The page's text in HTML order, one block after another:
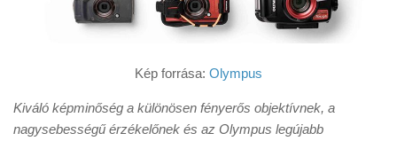
Kép forrása: Olympus
Kiváló képminőség a különösen fényerős objektívnek, a
nagysebességű érzékelőnek és az Olympus legújabb